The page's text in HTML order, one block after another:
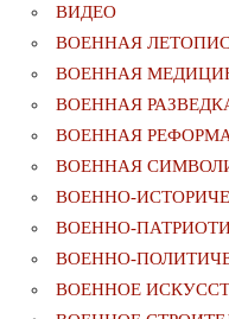
ВИДЕО
ВОЕННАЯ
ВОЕННАЯ
ВОЕННАЯ
ВОЕННАЯ
ВОЕННАЯ
ВОЕННО-
ВОЕННО-
ВОЕННО-
ВОЕННОЕ